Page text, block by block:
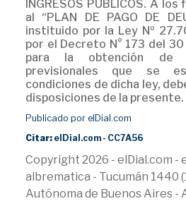
INGRESOS PÚBLICOS. A
al “PLAN DE PAGO DE
instituido por la Ley Nº
por el Decreto N° 173 del
para la obtención de
previsionales que se
condiciones de dicha ley,
disposiciones de la presente.
Publicado por elDial.com
Citar: elDial.com - CC7A56
Copyright 2026 - elDial.com -
albrematica - Tucumán 1440
Autónoma de Buenos Aires -